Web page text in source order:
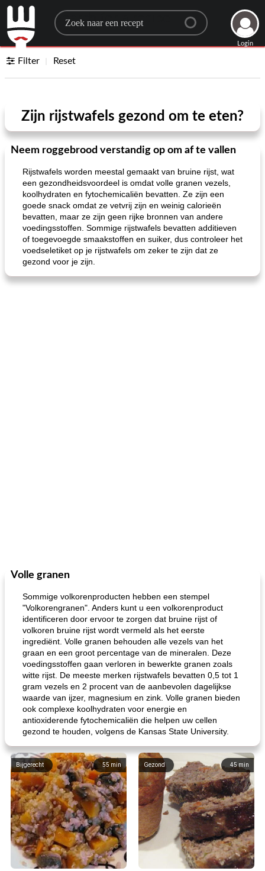
Search for a recipe
Login
Filter Reset
Zijn rijstwafels gezond om te eten?
Neem roggebrood verstandig op om af te vallen
Rijstwafels worden meestal gemaakt van bruine rijst, wat
een gezondheidsvoordeel is omdat volle granen vezels,
koolhydraten en fytochemicaliën bevatten. Ze zijn een
goede snack omdat ze vetvrij zijn en weinig calorieën
bevatten, maar ze zijn geen rijke bronnen van andere
voedingsstoffen. Sommige rijstwafels bevatten additieven
of toegevoegde smaakstoffen en suiker, dus controleer het
voedseletiket op je rijstwafels om zeker te zijn dat ze
gezond voor je zijn.
Volle granen
Sommige volkorenproducten hebben een stempel
"Volkorengranen". Anders kunt u een volkorenproduct
identificeren door ervoor te zorgen dat bruine rijst of
volkoren bruine rijst wordt vermeld als het eerste
ingrediënt. Volle granen behouden alle vezels van het
graan en een groot percentage van de mineralen. Deze
voedingsstoffen gaan verloren in bewerkte granen zoals
witte rijst. De meeste merken rijstwafels bevatten 0,5 tot 1
gram vezels en 2 procent van de aanbevolen dagelijkse
waarde van ijzer, magnesium en zink. Volle granen bieden
ook complexe koolhydraten voor energie en
antioxiderende fytochemicaliën die helpen uw cellen
gezond te houden, volgens de Kansas State University.
55 min
Bijgerecht 45min
Gezond